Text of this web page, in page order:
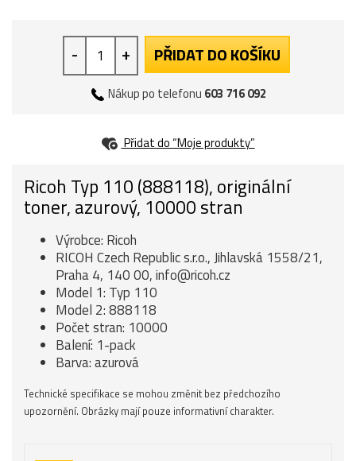
- + PŘIDAT DO KOŠÍKU
Nákup po telefonu 603 716 092
Přidat do “Moje produkty”
Ricoh Typ 110 (888118), originální
toner, azurový, 10000 stran
Výrobce: Ricoh
RICOH Czech Republic s.r.o., Jihlavská 1558/21,
Praha 4, 140 00, info@ricoh.cz
Model 1: Typ 110
Model 2: 888118
Počet stran: 10000
Balení: 1-pack
Barva: azurová
Technické specifikace se mohou změnit bez předchozího
upozornění. Obrázky mají pouze informativní charakter.